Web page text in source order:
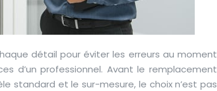
détail pour éviter les erreurs au moment
d’un professionnel. Avant le remplacement
standard et le sur-mesure, le choix n’est pas